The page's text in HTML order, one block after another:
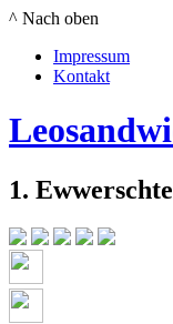
^ Nach oben
Impressum
Kontakt
1.